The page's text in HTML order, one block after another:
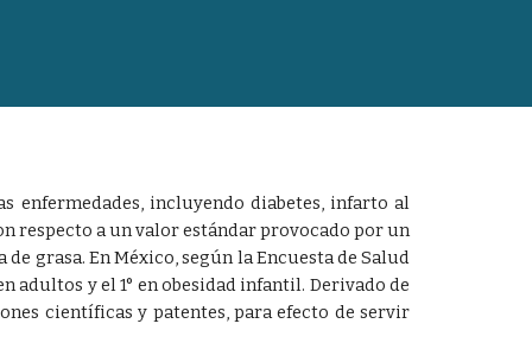
enfermedades, incluyendo diabetes, infarto al
respecto a un valor estándar provocado por un
de grasa. En México, según la Encuesta de Salud
adultos y el 1° en obesidad infantil. Derivado de
científicas y patentes, para efecto de servir